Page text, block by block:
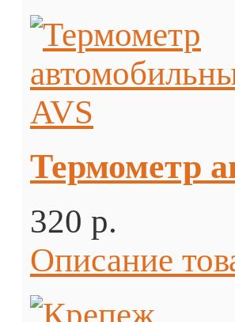
Термометр
320 p.
Описание